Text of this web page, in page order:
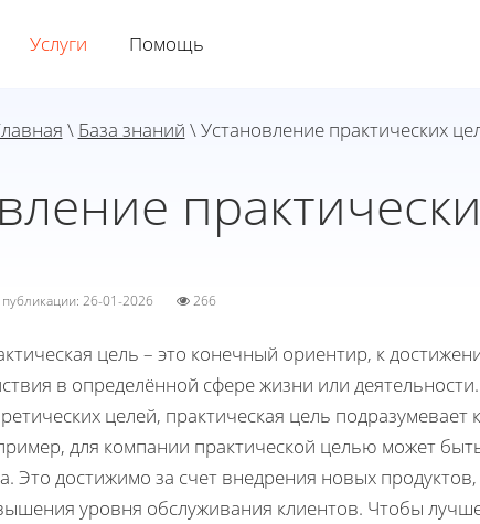
Услуги Помощь
\ База знаний \ Установление практических
публикации: 26-01-2026 266
цель – это конечный ориентир, к
в определённой сфере жизни или
целей, практическая цель
для компании практической целью может
Это достижимо за счет внедрения новых
уровня обслуживания клиентов. Чтобы